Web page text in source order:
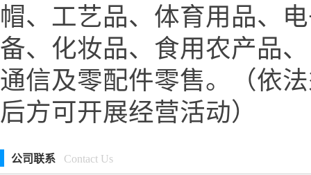
帽、工艺品、体育用品、
备、化妆品、食用农产品
通信及零配件零售。（依
后方可开展经营活动）
公司联系 Contact Us